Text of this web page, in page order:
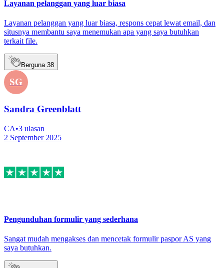
Layanan pelanggan yang luar biasa
Layanan pelanggan yang luar biasa, respons cepat lewat email, dan
situsnya membantu saya menemukan apa yang saya butuhkan
terkait file.
Berguna 38
SG
Sandra Greenblatt
CA•3 ulasan
2 September 2025
Pengunduhan formulir yang sederhana
Sangat mudah mengakses dan mencetak formulir paspor AS yang
saya butuhkan.